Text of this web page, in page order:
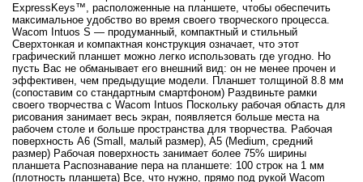
ExpressKeys™, расположенные на планшете, чтобы обеспечить
максимальное удобство во время своего творческого процесса.
Wacom Intuos S — продуманный, компактный и стильный
Сверхтонкая и компактная конструкция означает, что этот
графический планшет можно легко использовать где угодно. Но
пусть Вас не обманывает его внешний вид: он не менее прочен и
эффективен, чем предыдущие модели. Планшет толщиной 8.8 мм
(сопоставим со стандартным смартфоном) Раздвиньте рамки
своего творчества с Wacom Intuos Поскольку рабочая область для
рисования занимает весь экран, появляется больше места на
рабочем столе и больше пространства для творчества. Рабочая
поверхность A6 (Small, малый размер), A5 (Medium, средний
размер) Рабочая поверхность занимает более 75% ширины
планшета Распознавание пера на планшете: 100 строк на 1 мм
(плотность планшета) Все, что нужно, прямо под рукой Wacom